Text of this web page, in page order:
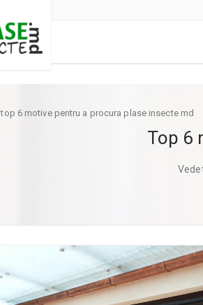
top 6 motive pentru a procura plase insecte md
Top 6